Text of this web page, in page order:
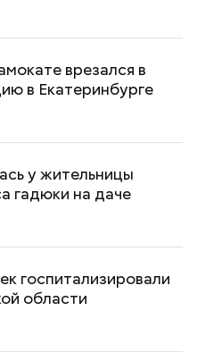
врезался в
в Екатеринбурге
у жительницы
гадюки на даче
госпитализировали
области